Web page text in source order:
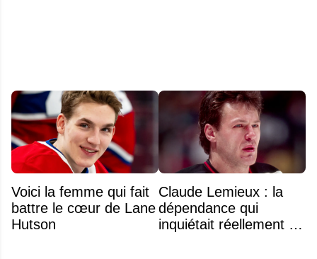
Voici la femme qui fait
battre le cœur de Lane
Hutson
Claude Lemieux : la
dépendance qui
inquiétait réellement sa